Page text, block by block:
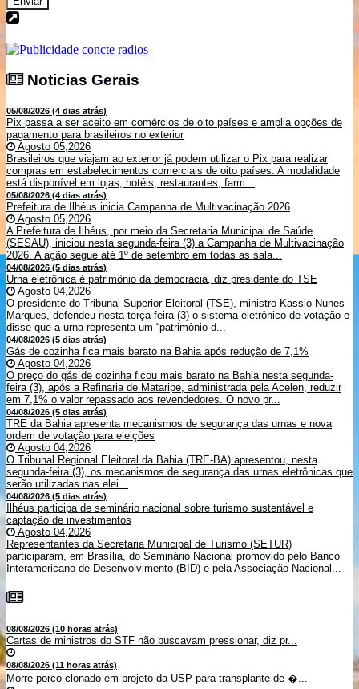
Noticias Gerais
05/08/2026 (4 dias atrás)
Pix passa a ser aceito em comércios de oito países e amplia opções de
pagamento para brasileiros no exterior
Agosto 05,2026
Brasileiros que viajam ao exterior já podem utilizar o Pix para realizar
compras em estabelecimentos comerciais de oito países. A modalidade
está disponível em lojas, hotéis, restaurantes, farm...
05/08/2026 (4 dias atrás)
Prefeitura de Ilhéus inicia Campanha de Multivacinação 2026
Agosto 05,2026
A Prefeitura de Ilhéus, por meio da Secretaria Municipal de Saúde
(SESAU), iniciou nesta segunda-feira (3) a Campanha de Multivacinação
2026. A ação segue até 1º de setembro em todas as sala...
04/08/2026 (5 dias atrás)
Urna eletrônica é patrimônio da democracia, diz presidente do TSE
Agosto 04,2026
O presidente do Tribunal Superior Eleitoral (TSE), ministro Kassio Nunes
Marques, defendeu nesta terça-feira (3) o sistema eletrônico de votação e
disse que a urna representa um “patrimônio d...
04/08/2026 (5 dias atrás)
Gás de cozinha fica mais barato na Bahia após redução de 7,1%
Agosto 04,2026
O preço do gás de cozinha ficou mais barato na Bahia nesta segunda-
feira (3), após a Refinaria de Mataripe, administrada pela Acelen, reduzir
em 7,1% o valor repassado aos revendedores. O novo pr...
04/08/2026 (5 dias atrás)
TRE da Bahia apresenta mecanismos de segurança das urnas e nova
ordem de votação para eleições
Agosto 04,2026
O Tribunal Regional Eleitoral da Bahia (TRE-BA) apresentou, nesta
segunda-feira (3), os mecanismos de segurança das urnas eletrônicas que
serão utilizadas nas elei...
04/08/2026 (5 dias atrás)
Ilhéus participa de seminário nacional sobre turismo sustentável e
captação de investimentos
Agosto 04,2026
Representantes da Secretaria Municipal de Turismo (SETUR)
participaram, em Brasília, do Seminário Nacional promovido pelo Banco
Interamericano de Desenvolvimento (BID) e pela Associação Nacional...
08/08/2026 (10 horas atrás)
Cartas de ministros do STF não buscavam pressionar, diz pr...
08/08/2026 (11 horas atrás)
Morre porco clonado em projeto da USP para transplante de �...